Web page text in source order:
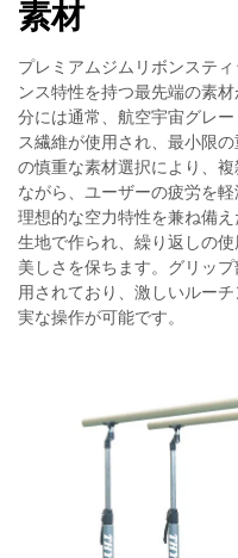
素材
プレミアムジムリボンステ
ンス特性を持つ最先端の素
分には通常、航空宇宙グレ
ス繊維が使用され、最小限
の慎重な素材選択により、
ながら、ユーザーの疲労を
理想的な空力特性を兼ね備
生地で作られ、繰り返しの
美しさを保ちます。グリッ
用されており、激しいルー
実な操作が可能です。